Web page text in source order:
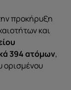
προκήρυξη
και
394 ατόμων,
ορισμένου